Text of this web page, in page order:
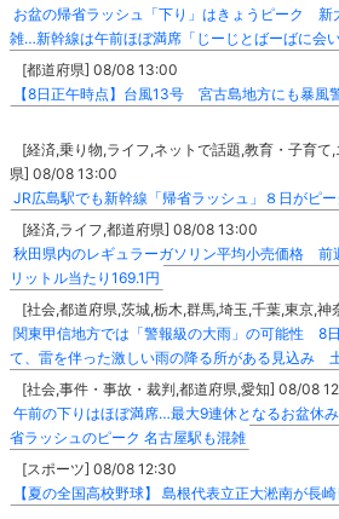
お盆の帰省ラッシュ「下り」はきょうピーク 新
雑…新幹線は午前ほぼ満席「じーじとばーばに会い
[都道府県] 08/08 13:00
【8日正午時点】台風13号 宮古島地方にも暴
[経済,乗り物,ライフ,ネットで話題,教育・子育て
県] 08/08 13:00
JR広島駅でも新幹線「帰省ラッシュ」８日がピー
[経済,ライフ,都道府県] 08/08 13:00
秋田県内のレギュラーガソリン平均小売価格 前
リットル当たり169.1円
[社会,都道府県,茨城,栃木,群馬,埼玉,千葉,東京,
関東甲信地方では「警報級の大雨」の可能性 8
て、雷を伴った激しい雨の降る所がある見込み
[社会,事件・事故・裁判,都道府県,愛知] 08/08
午前の下りはほぼ満席…最大9連休となるお盆休
省ラッシュのピーク 名古屋駅も混雑
[スポーツ] 08/08 12:30
【夏の全国高校野球】 島根代表立正大淞南が長